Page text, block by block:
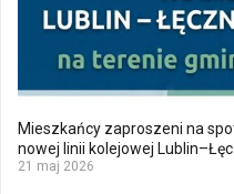
Mieszkańcy zaproszeni na
nowej linii kolejowej
21 maj 2026